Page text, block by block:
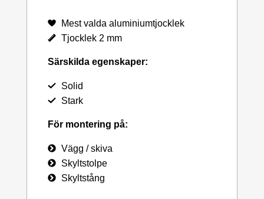
Mest valda aluminiumtjocklek
Tjocklek 2 mm
Särskilda egenskaper:
Solid
Stark
För montering på:
Vägg / skiva
Skyltstolpe
Skyltstång